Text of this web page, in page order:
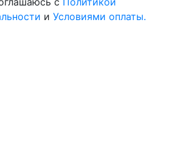
и Условиями оплаты.